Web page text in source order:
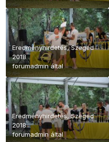
Eredményhirdetés, Szeged
2018
forumadmináltal
Eredményhirdetés, Szeged
2018
forumadmin által